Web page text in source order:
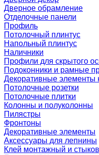
Дверное обрамление
Отделочные панели
Профиль
Потолочный плинтус
Напольный плинтус
Наличники
Профили для скрытого
Подоконники и рамные
Декоративные элементы
Потолочные розетки
Потолочные плитки
Колонны и полуколонны
Пилястры
Фронтоны
Декоративные элементы
Аксессуары для лепнины
Клей монтажный и